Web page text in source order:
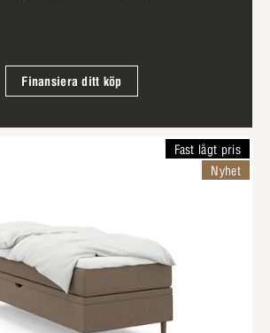
Finansiera ditt köp
Fast lågt pris
Nyhet